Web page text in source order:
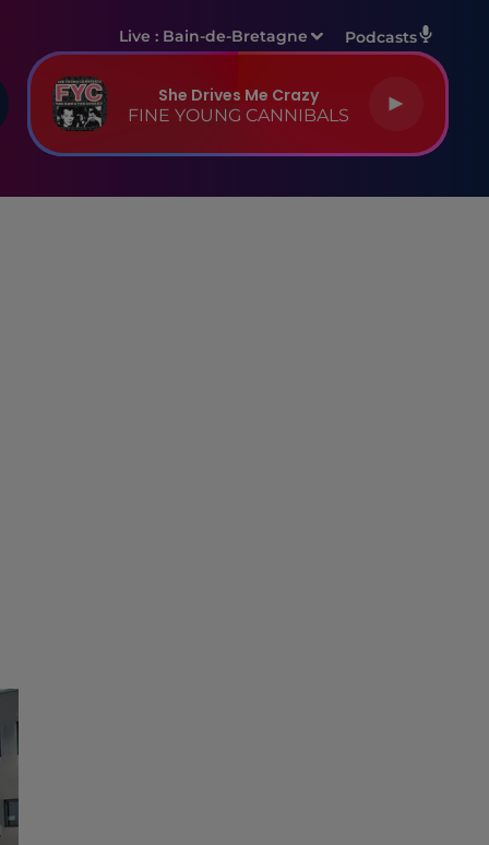
Live : Bain-de-Bretagne Podcasts
She Drives Me Crazy
FINE YOUNG CANNIBALS